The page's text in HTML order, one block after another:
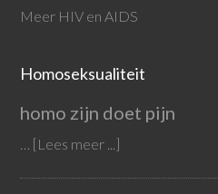
Meer HIV en AIDS
Homoseksualiteit
homo zijn doet pijn
… [Lees meer ...]